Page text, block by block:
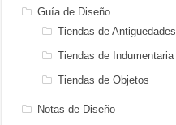
Guía de Diseño
Tiendas de Antiguedades
Tiendas de Indumentaria
Tiendas de Objetos
Notas de Diseño